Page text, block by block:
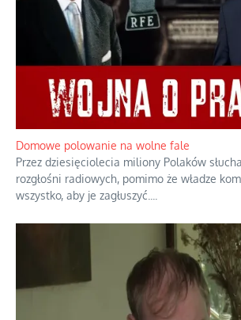
Domowe polowanie na wolne fale
Przez dziesięciolecia miliony Polaków
rozgłośni radiowych, pomimo że władze
wszystko, aby je zagłuszyć.